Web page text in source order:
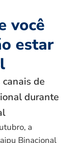
você
estar
de
durante
a
Binacional